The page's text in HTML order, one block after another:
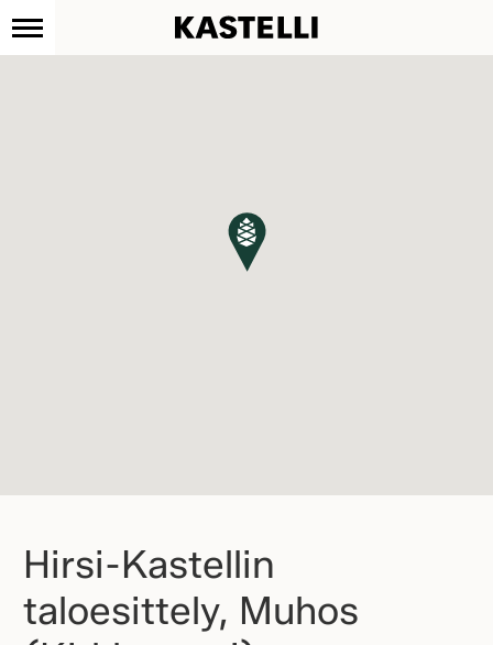
Kastelli
Hirsi-Kastellin
taloesittely, Muhos